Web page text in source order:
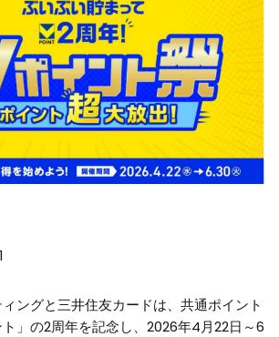
ングと三井住友カードは、共通ポイント
」の2周年を記念し、2026年4月22日～6